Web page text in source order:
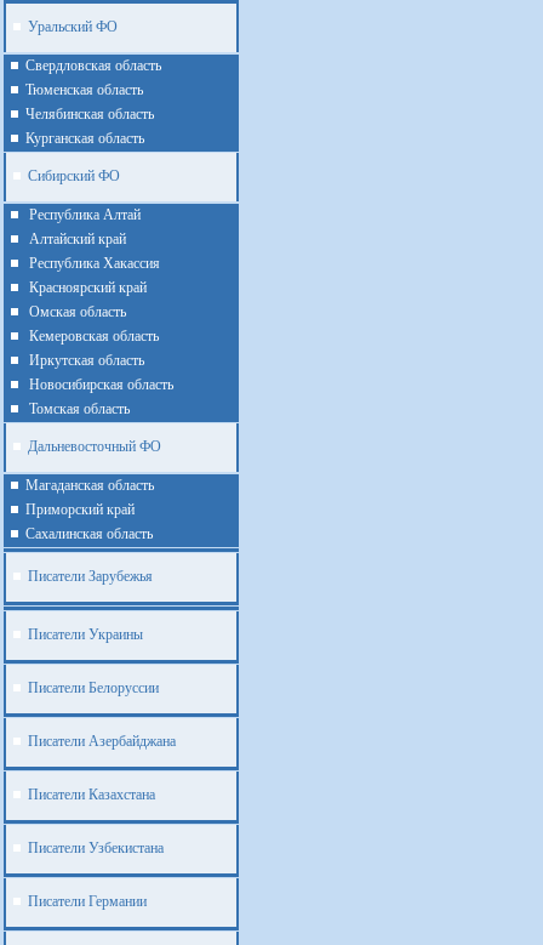
Уральский ФО
Cвердловская область
Тюменская область
Челябинская область
Курганская область
Сибирский ФО
Республика Алтай
Алтайcкий край
Республика Хакассия
Красноярский край
Омская область
Кемеровская область
Иркутская область
Новосибирская область
Томская область
Дальневосточный ФО
Магаданская область
Приморский край
Cахалинская область
Писатели Зарубежья
Писатели Украины
Писатели Белоруссии
Писатели Азербайджана
Писатели Казахстана
Писатели Узбекистана
Писатели Германии